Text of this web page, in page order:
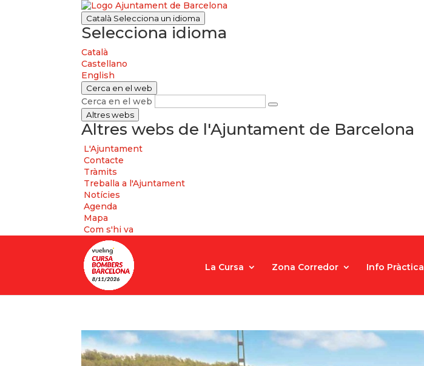
Català Selecciona un idioma
Selecciona idioma
Català
Castellano
English
Cerca en el web
Cerca en el web
Altres webs
Altres webs de l'Ajuntament de Barcelona
L'Ajuntament
Contacte
Tràmits
Treballa a l'Ajuntament
Notícies
Agenda
Mapa
Com s'hi va
La Cursa Zona Corredor Info Pràctica